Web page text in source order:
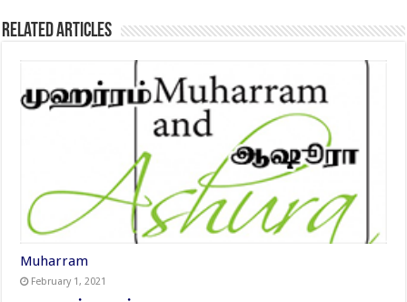
Related Articles
Muharram
February 1, 2021